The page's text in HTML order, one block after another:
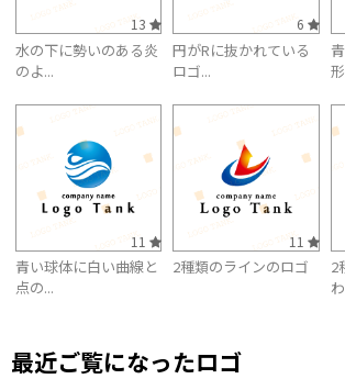
13
水の下に勢いのある炎
のよ...
6
円がRに抜かれている
ロゴ...
11
青い球体に白い曲線と
点の...
11
2種類のラインのロゴ
2
最近ご覧になったロゴ